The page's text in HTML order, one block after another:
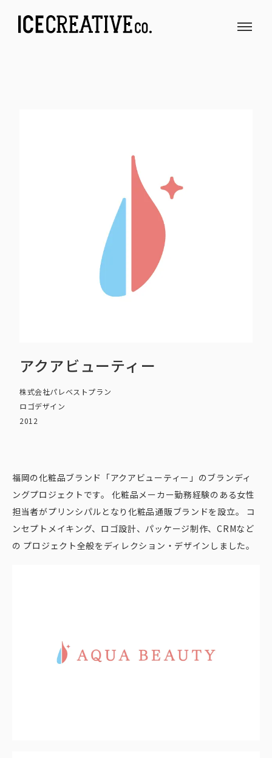
アクアビューティー
株式会社パレベストプラン
ロゴデザイン
2012
福岡の化粧品ブランド「アクアビューティー」のブランディ
ングプロジェクトです。 化粧品メーカー勤務経験のある女性
担当者がプリンシパルとなり化粧品通販ブランドを設立。 コ
ンセプトメイキング、ロゴ設計、パッケージ制作、CRMなど
の プロジェクト全般をディレクション・デザインしました。